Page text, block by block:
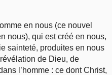
en nous (ce nouvel
nous), qui est créé en nous,
sainteté, produites en nous
de Dieu, de
l’homme : ce dont Christ,